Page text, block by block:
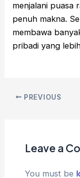
menjalani puasa
penuh makna.
membawa
pribadi yang
PREVIOUS
Leave a
You must be